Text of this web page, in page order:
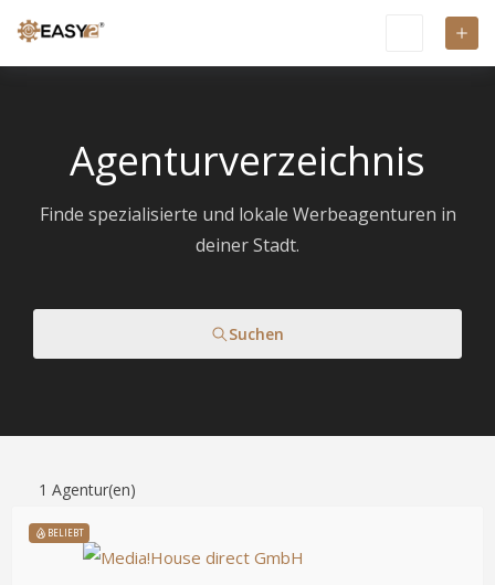
Agenturverzeichnis
Finde spezialisierte und lokale Werbeagenturen in
deiner Stadt.
Suchen
1 Agentur(en)
BELIEBT